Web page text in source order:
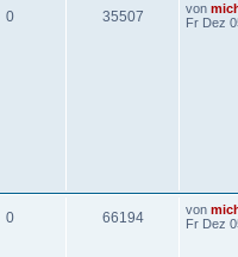
0 35507 von
Fr Dez
0 66194 von
Fr Dez